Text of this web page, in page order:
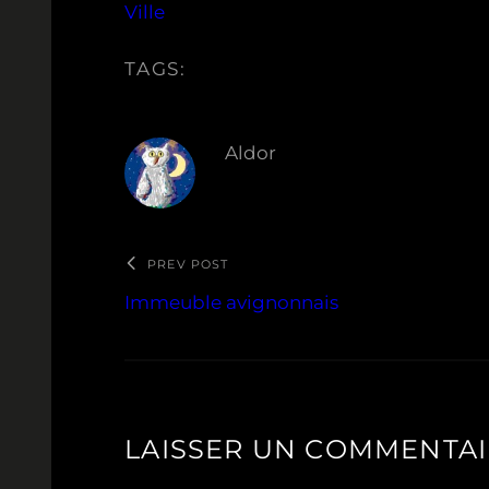
Ville
TAGS:
Aldor
PREV POST
Immeuble avignonnais
LAISSER UN